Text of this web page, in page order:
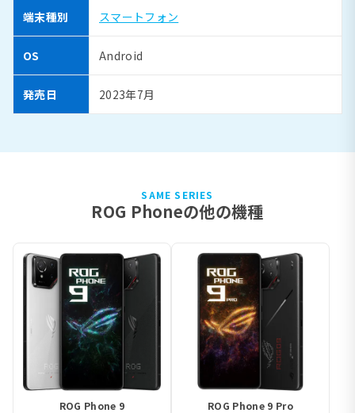
端末種別 スマートフォン
OS Android
発売日 2023年7月
SAME SERIES
ROG Phoneの他の機種
ROG Phone 9 ROG Phone 9 Pro